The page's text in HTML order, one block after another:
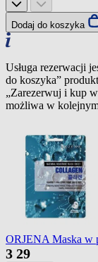
Dodaj do koszyka
Usługa rezerwacji
do koszyka”
„Zarezerwuj i kup
możliwa w
ORJENA Maska w
3 29